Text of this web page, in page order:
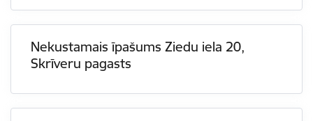
Nekustamais īpašums Ziedu iela 20,
Skrīveru pagasts